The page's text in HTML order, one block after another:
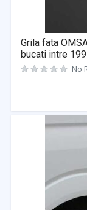
Grila fata
bucati intre
No